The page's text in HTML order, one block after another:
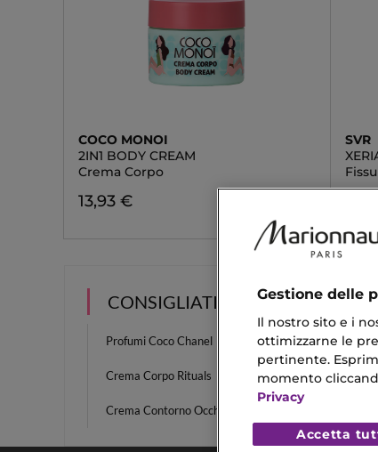
COCO MONOI
2IN1 BODY CREAM
Crema Corpo
13,93 €
SVR
CONSIGLIATI PER TE
Profumi Coco Chanel
Crema Corpo Rituals
Crema Contorno Occhi Nutriente
Gestione delle
Il nostro sito e i
ottimizzarne le
pertinente.
momento
Privacy
Accetta